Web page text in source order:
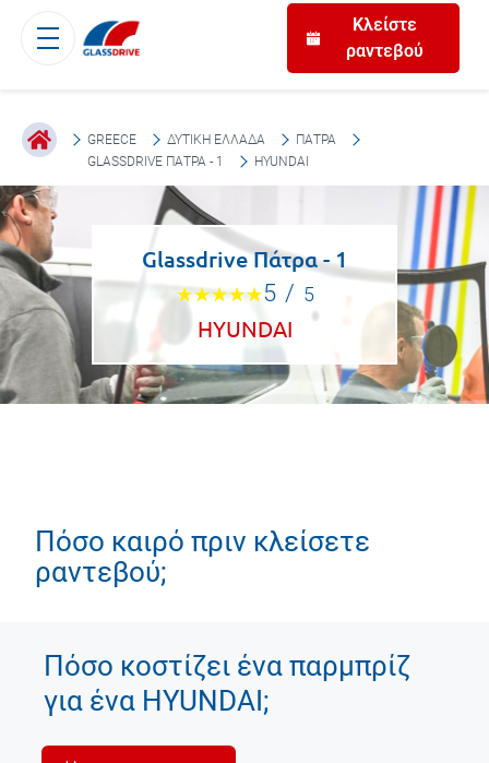
Κλείστε
ραντεβού
GREECE ΔΥΤΙΚΉ ΕΛΛΆΔΑ
ΠΆΤΡΑ
GLASSDRIVE ΠΆΤΡΑ - 1
HYUNDAI
Glassdrive Πάτρα - 1
5 / 5
HYUNDAI
Πόσο καιρό πριν κλείσετε
ραντεβού;
Πόσο κοστίζει ένα παρμπρίζ
για ένα HYUNDAI;